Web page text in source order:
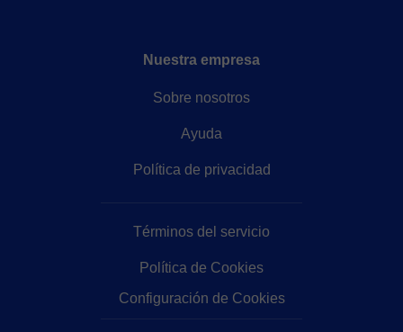
Nuestra empresa
Sobre nosotros
Ayuda
Política de privacidad
Términos del servicio
Política de Cookies
Configuración de Cookies